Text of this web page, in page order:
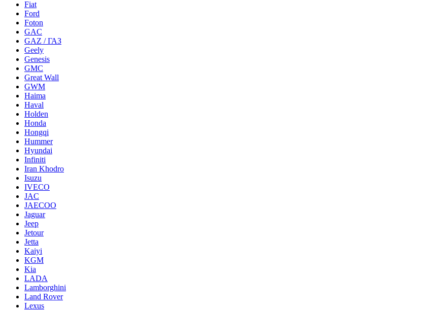
Fiat
Ford
Foton
GAC
GAZ / ГАЗ
Geely
Genesis
GMC
Great Wall
GWM
Haima
Haval
Holden
Honda
Hongqi
Hummer
Hyundai
Infiniti
Iran Khodro
Isuzu
IVECO
JAC
JAECOO
Jaguar
Jeep
Jetour
Jetta
Kaiyi
KGM
Kia
LADA
Lamborghini
Land Rover
Lexus